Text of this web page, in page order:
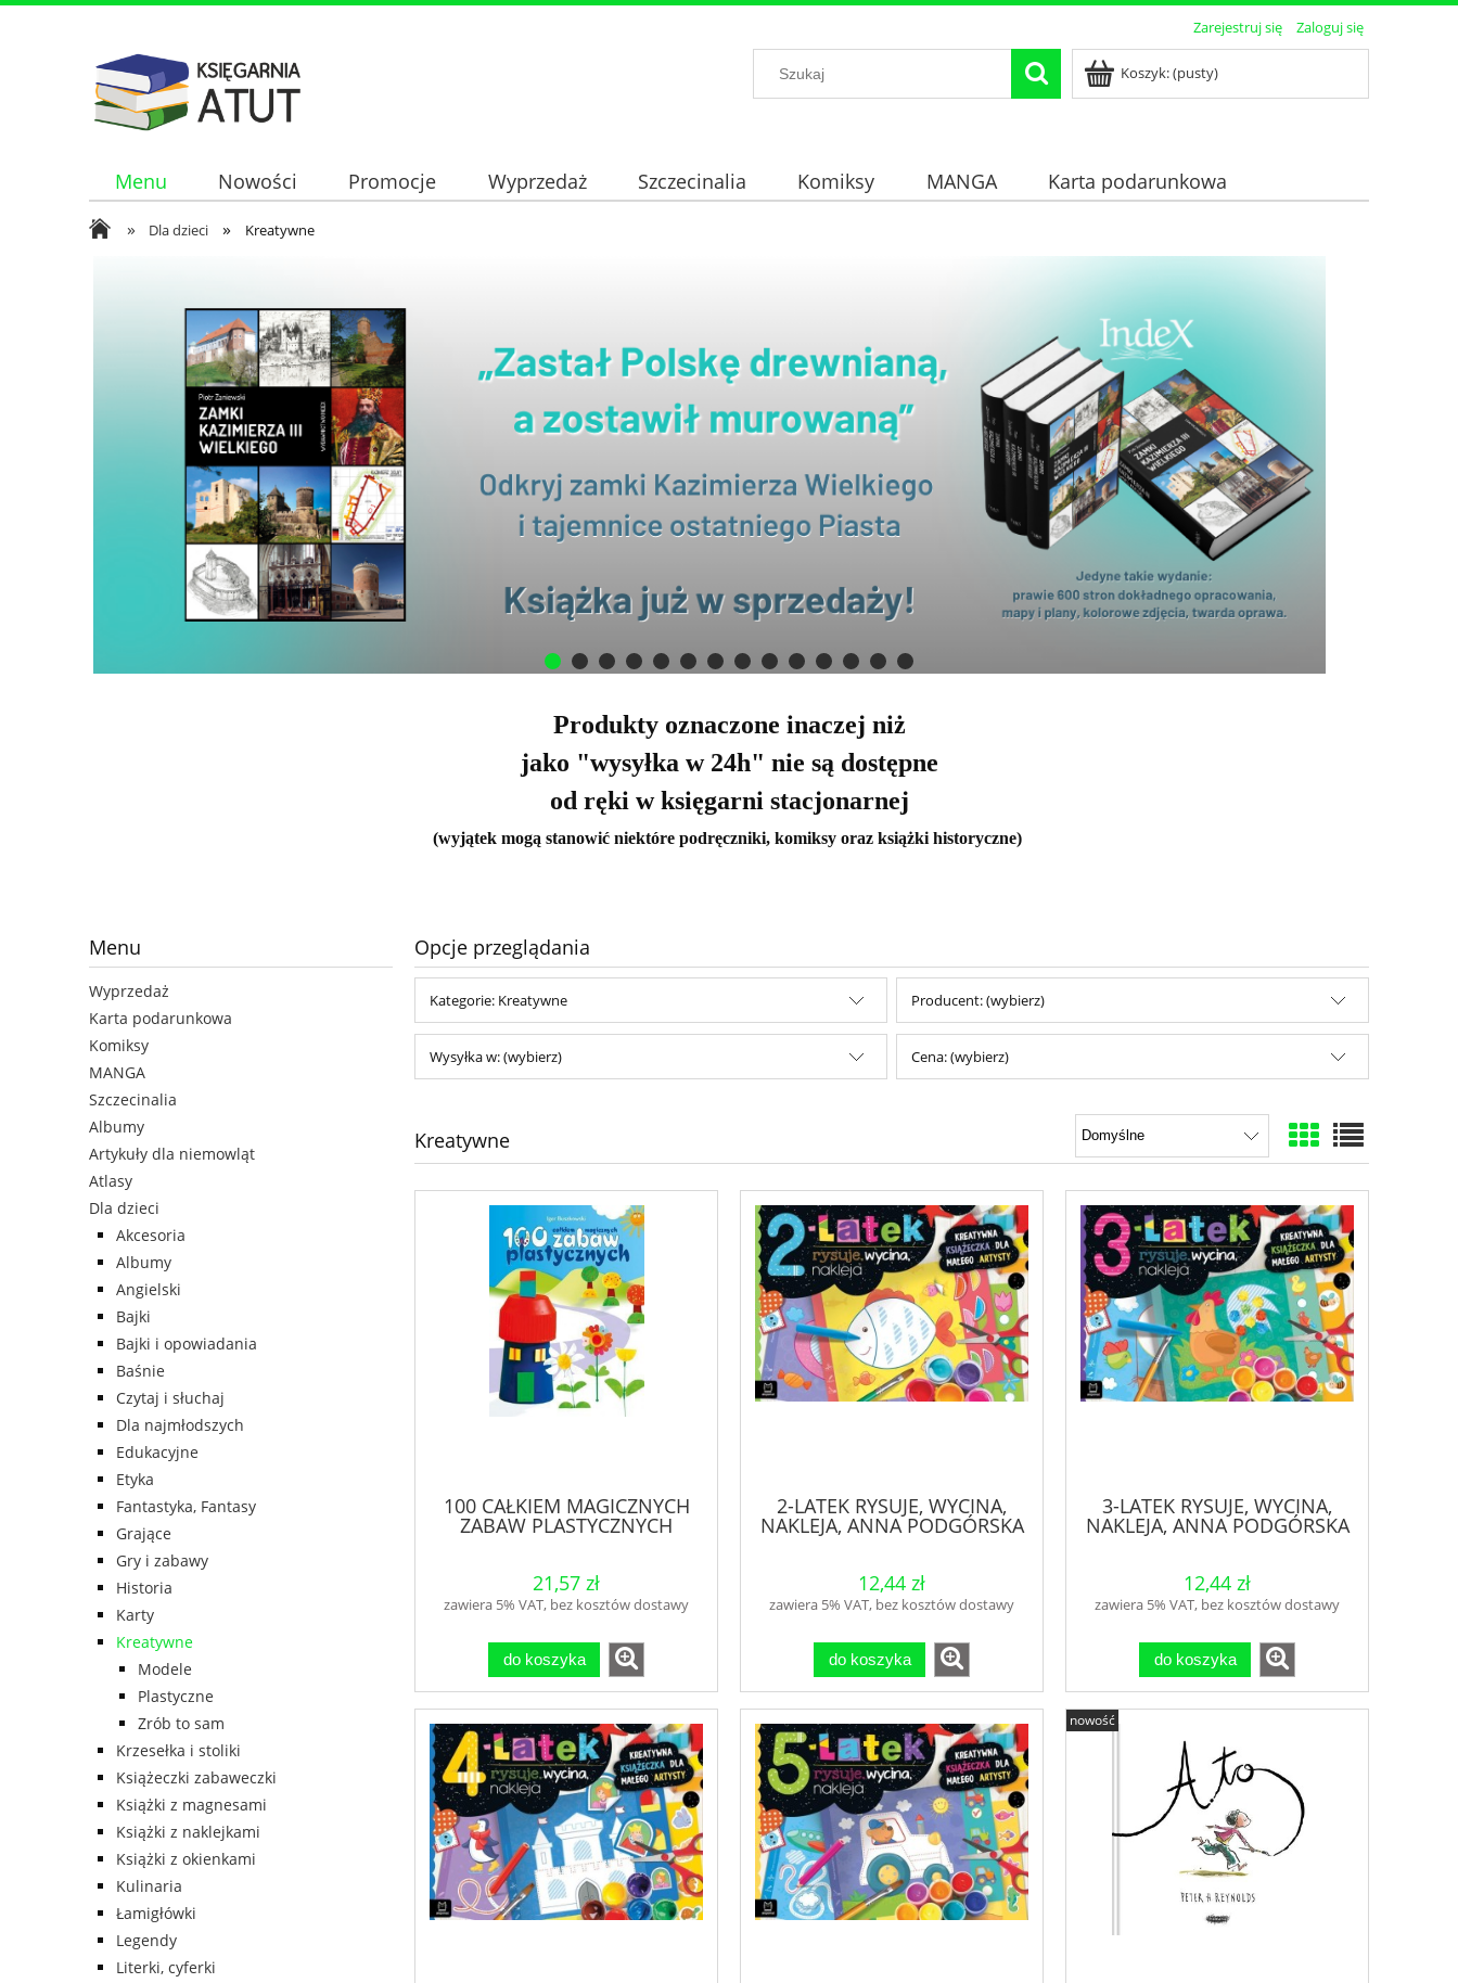
Zarejestruj się Zaloguj się
Koszyk:(pusty)
Menu Nowości Promocje Wyprzedaż Szczecinalia Komiksy MANGA Karta podarunkowa
» Dla dzieci » Kreatywne
Produkty oznaczone inaczej niż
jako "wysyłka w 24h" nie są dostępne
od ręki w księgarni stacjonarnej
(wyjątek mogą stanowić niektóre podręczniki, komiksy oraz książki historyczne)
Menu
Wyprzedaż
Karta podarunkowa
Komiksy
MANGA
Szczecinalia
Albumy
Artykuły dla niemowląt
Atlasy
Dla dzieci
Akcesoria
Albumy
Angielski
Bajki
Bajki i opowiadania
Baśnie
Czytaj i słuchaj
Dla najmłodszych
Edukacyjne
Etyka
Fantastyka, Fantasy
Grające
Gry i zabawy
Historia
Karty
Kreatywne
Modele
Plastyczne
Zrób to sam
Krzesełka i stoliki
Książeczki zabaweczki
Książki z magnesami
Książki z naklejkami
Książki z okienkami
Kulinaria
Łamigłówki
Legendy
Literki, cyferki
Opcje przeglądania
Kategorie: Kreatywne Producent: (wybierz)
Wysyłka w: (wybierz) Cena: (wybierz)
Kreatywne
100 CAŁKIEM MAGICZNYCH
ZABAW PLASTYCZNYCH
21,57 zł
zawiera 5% VAT, bez kosztów dostawy
do koszyka
2-LATEK RYSUJE, WYCINA,
NAKLEJA, ANNA PODGÓRSKA
12,44 zł
zawiera 5% VAT, bez kosztów dostawy
do koszyka
3-LATEK RYSUJE, WYCINA,
NAKLEJA, ANNA PODGÓRSKA
12,44 zł
zawiera 5% VAT, bez kosztów dostawy
do koszyka
nowość